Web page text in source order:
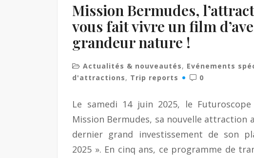
Mission Bermudes,
vous fait vivre un film
grandeur nature !
Actualités & nouveautés, Evénements
d'attractions, Trip reports 0
Le samedi 14 juin 2025, le
Mission Bermudes, sa nouvelle attraction
dernier grand investissement de son
2025 ». En cinq ans, ce programme de